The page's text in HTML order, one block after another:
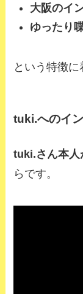
大阪のイ
ゆったり
という特徴に
tuki.へのイ
tuki.さん本人
らです。